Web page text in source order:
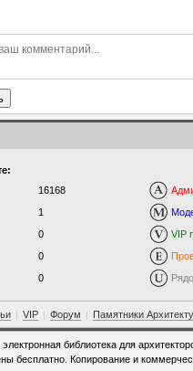
16168
1
0
0
0
VIP
| VIP | Форум | Памятники
библиотека для
бесплатно. Копирование и